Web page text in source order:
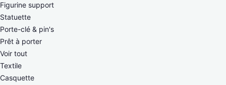
Figurine support
Statuette
Porte-clé & pin's
Prêt à porter
Voir tout
Textile
Casquette